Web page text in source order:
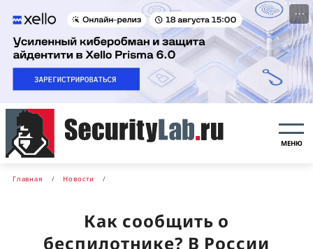
···
МЕНЮ
Главная Новости
Как сообщить о
беспилотнике? В России